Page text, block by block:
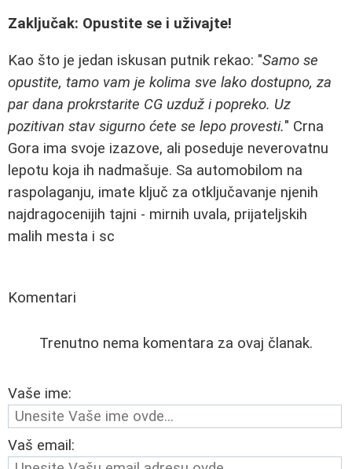
Zaključak: Opustite se i uživajte!
Kao što je jedan iskusan putnik rekao: "Samo se
opustite, tamo vam je kolima sve lako dostupno, za
par dana prokrstarite CG uzduž i popreko. Uz
pozitivan stav sigurno ćete se lepo provesti." Crna
Gora ima svoje izazove, ali poseduje neverovatnu
lepotu koja ih nadmašuje. Sa automobilom na
raspolaganju, imate ključ za otključavanje njenih
najdragocenijih tajni - mirnih uvala, prijateljskih
malih mesta i sc
Komentari
Trenutno nema komentara za ovaj članak.
Vaše ime:
Vaš email: